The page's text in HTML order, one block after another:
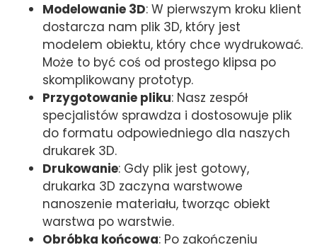
Modelowanie 3D: W pierwszym kroku klient
dostarcza nam plik 3D, który jest
modelem obiektu, który chce wydrukować.
Może to być coś od prostego klipsa po
skomplikowany prototyp.
Przygotowanie pliku: Nasz zespół
specjalistów sprawdza i dostosowuje plik
do formatu odpowiedniego dla naszych
drukarek 3D.
Drukowanie: Gdy plik jest gotowy,
drukarka 3D zaczyna warstwowe
nanoszenie materiału, tworząc obiekt
warstwa po warstwie.
Obróbka końcowa: Po zakończeniu